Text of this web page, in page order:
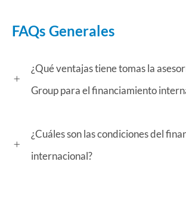
FAQs Generales
¿Qué ventajas tiene tomas la
Group para el financiamiento
¿Cuáles son las condiciones del
internacional?